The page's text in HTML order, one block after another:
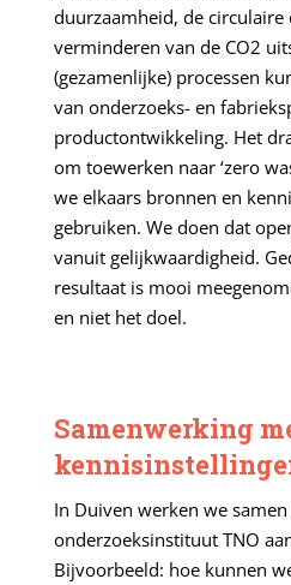
duurzaamheid, de circulaire
verminderen van de CO2
(gezamenlijke) processen
van onderzoeks- en
productontwikkeling. Het
om toewerken naar ‘zero
we elkaars bronnen en
gebruiken. We doen dat
vanuit gelijkwaardigheid.
resultaat is mooi
en niet het doel.
Samenwerking
In Duiven werken we
onderzoeksinstituut TNO
Bijvoorbeeld: hoe kunnen